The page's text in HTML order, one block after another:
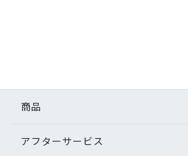
商品
アフターサービス